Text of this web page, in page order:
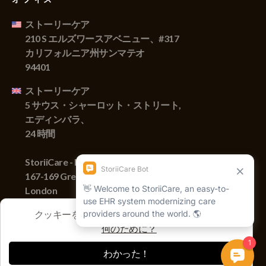
ストーリーケア
210 S エルズワースアベニュー、#317
カリフォルニア州サンマテオ
94401
ストーリーケア
5 サウス・シャーロット・ストリート,
エディンバラ、
24 時間
StoriiCare - England
167-169 Great Portland Street,
London
著作権 © 2022 Storii, Inc. 無断転載を禁じます。
クッキーを使用してセッションを追跡します
何のために？
わかった！